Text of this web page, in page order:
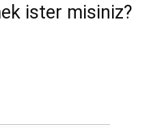
ister misiniz?